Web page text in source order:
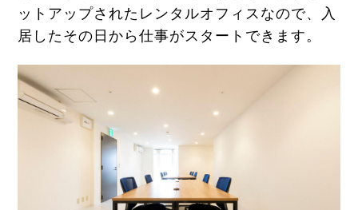
ットアップされたレンタルオフィスなので、入
居したその日から仕事がスタートできます。